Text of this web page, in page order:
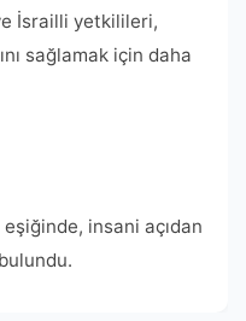
İsrailli yetkilileri,
sağlamak için daha
eşiğinde, insani açıdan